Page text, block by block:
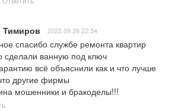
Тимиров 2022.09.26 22:34
спасибо службе ремонта квартир
сделали ванную под ключ
всё объяснили как и что лучше
другие фирмы
мошенники и бракоделы!!!